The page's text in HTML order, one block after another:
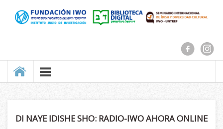
DI NAYE IDISHE SHO: RADIO-IWO AHORA ONLINE